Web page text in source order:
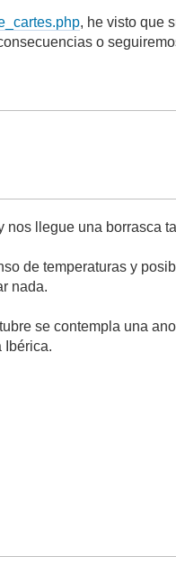
, he visto que
o
llegue una borrasca
de temperaturas y
nada.
se contempla una
Ibérica.